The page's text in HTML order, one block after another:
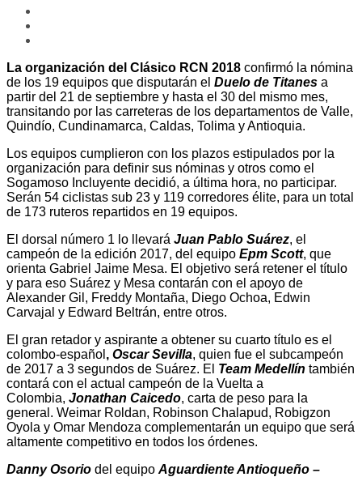
La organización del Clásico RCN 2018 confirmó la nómina
de los 19 equipos que disputarán el Duelo de Titanes a
partir del 21 de septiembre y hasta el 30 del mismo mes,
transitando por las carreteras de los departamentos de Valle,
Quindío, Cundinamarca, Caldas, Tolima y Antioquia.
Los equipos cumplieron con los plazos estipulados por la
organización para definir sus nóminas y otros como el
Sogamoso Incluyente decidió, a última hora, no participar.
Serán 54 ciclistas sub 23 y 119 corredores élite, para un total
de 173 ruteros repartidos en 19 equipos.
El dorsal número 1 lo llevará Juan Pablo Suárez, el
campeón de la edición 2017, del equipo Epm Scott, que
orienta Gabriel Jaime Mesa. El objetivo será retener el título
y para eso Suárez y Mesa contarán con el apoyo de
Alexander Gil, Freddy Montaña, Diego Ochoa, Edwin
Carvajal y Edward Beltrán, entre otros.
El gran retador y aspirante a obtener su cuarto título es el
colombo-español , Oscar Sevilla, quien fue el subcampeón
de 2017 a 3 segundos de Suárez. El Team Medellín también
contará con el actual campeón de la Vuelta a
Colombia, Jonathan Caicedo, carta de peso para la
general. Weimar Roldan, Robinson Chalapud, Robigzon
Oyola y Omar Mendoza complementarán un equipo que será
altamente competitivo en todos los órdenes.
Danny Osorio del equipo Aguardiente Antioqueño –